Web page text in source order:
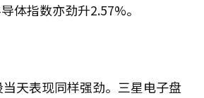
体指数亦劲升2.57%。
天表现同样强劲。三星电子盘